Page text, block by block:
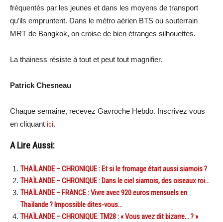
fréquentés par les jeunes et dans les moyens de transport
qu’ils empruntent. Dans le métro aérien BTS ou souterrain
MRT de Bangkok, on croise de bien étranges silhouettes.
La thainess résiste à tout et peut tout magnifier.
Patrick Chesneau
Chaque semaine, recevez Gavroche Hebdo. Inscrivez vous
en cliquant ici.
A Lire Aussi:
THAÏLANDE – CHRONIQUE : Et si le fromage était aussi siamois ?
THAÏLANDE – CHRONIQUE : Dans le ciel siamois, des oiseaux roi…
THAÏLANDE – FRANCE : Vivre avec 920 euros mensuels en
Thaïlande ? Impossible dites-vous…
THAÏLANDE – CHRONIQUE: TM28 : « Vous avez dit bizarre… ? »